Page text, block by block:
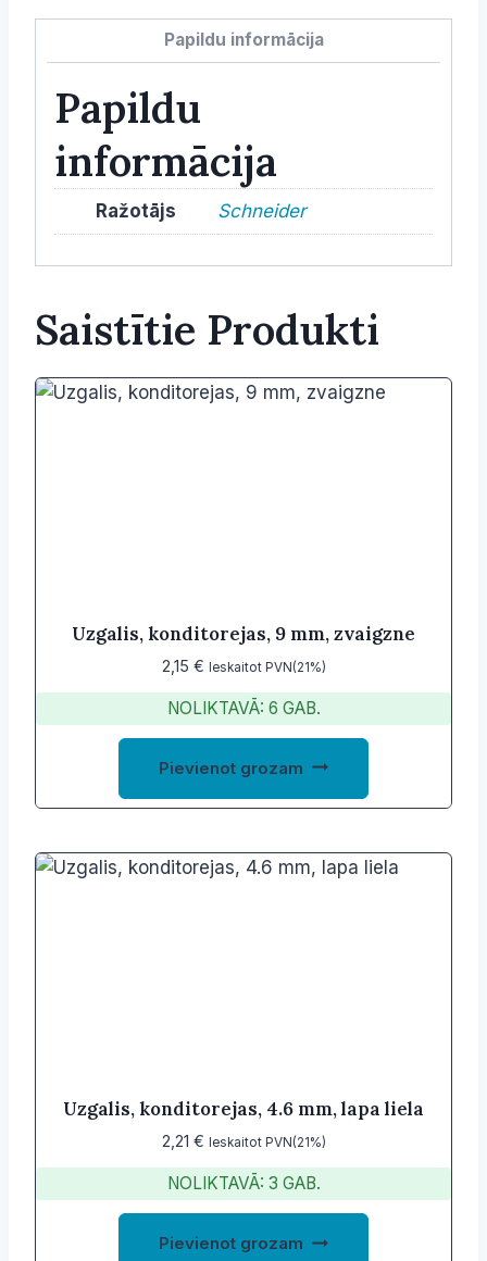
ligzda
Papildu informācija
Papildu
informācija
Ražotājs Schneider
Saistītie Produkti
Uzgalis, konditorejas, 9 mm, zvaigzne
2,15 € Ieskaitot PVN(21%)
NOLIKTAVĀ: 6 GAB.
Pievienot grozam
Uzgalis, konditorejas, 4.6 mm, lapa liela
2,21 € Ieskaitot PVN(21%)
NOLIKTAVĀ: 3 GAB.
Pievienot grozam